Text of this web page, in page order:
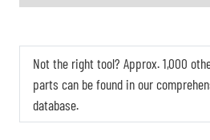
Not the right tool? Approx. 1,000
parts can be found in our
database.